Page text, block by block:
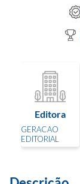
Editora
GERACAO
EDITORIAL